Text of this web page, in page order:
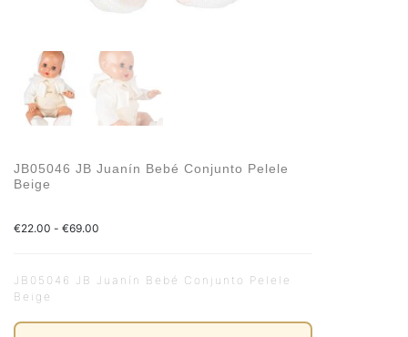
JB05046 JB Juanín Bebé Conjunto Pelele
Beige
€22.00 - €69.00
JB05046 JB Juanín Bebé Conjunto Pelele
Beige